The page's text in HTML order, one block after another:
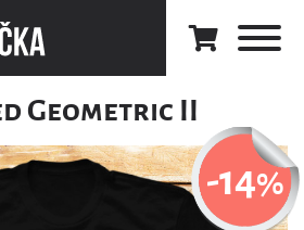
Geometric II
-14%